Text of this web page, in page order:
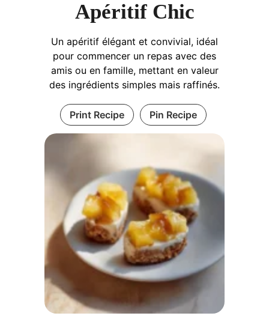
Apéritif Chic
Un apéritif élégant et convivial, idéal
pour commencer un repas avec des
amis ou en famille, mettant en valeur
des ingrédients simples mais raffinés.
Print Recipe Pin Recipe